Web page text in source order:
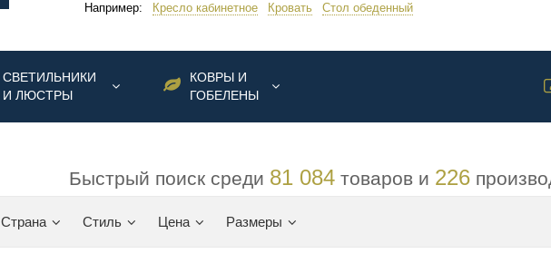
Например: Кресло кабинетное Кровать Стол обеденный
СВЕТИЛЬНИКИ
И ЛЮСТРЫ
КОВРЫ И
ГОБЕЛЕНЫ
Быстрый поиск среди 81 084товаров и 226
Страна Стиль Цена Размеры